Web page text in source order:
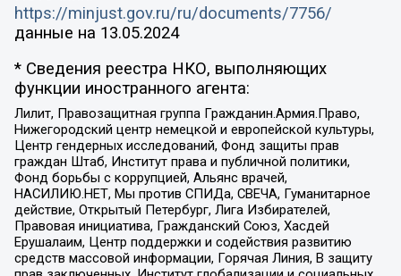
https://minjust.gov.ru/ru/documents/7756/
данные на 13.05.2024
* Сведения реестра НКО, выполняющих
функции иностранного агента:
Лилит, Правозащитная группа Гражданин.Армия.Право,
Нижегородский центр немецкой и европейской культуры,
Центр гендерных исследований, Фонд защиты прав
граждан Штаб, Институт права и публичной политики,
Фонд борьбы с коррупцией, Альянс врачей,
НАСИЛИЮ.НЕТ, Мы против СПИДа, СВЕЧА, Гуманитарное
действие, Открытый Петербург, Лига Избирателей,
Правовая инициатива, Гражданский Союз, Хасдей
Ерушалаим, Центр поддержки и содействия развитию
средств массовой информации, Горячая Линия, В защиту